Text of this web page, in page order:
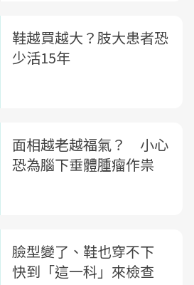
鞋越買越大？肢大患者恐
少活15年
面相越老越福氣？ 小心
恐為腦下垂體腫瘤作祟
臉型變了、鞋也穿不下
快到「這一科」來檢查